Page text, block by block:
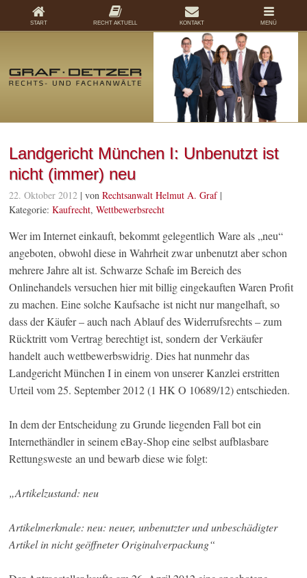
Landgericht München I: Unbenutzt ist
nicht (immer) neu
22. Oktober 2012 | vonRechtsanwalt Helmut A. Graf|
Kategorie:Kaufrecht,Wettbewerbsrecht
Wer im Internet einkauft, bekommt gelegentlich Ware als „neu“
angeboten, obwohl diese in Wahrheit zwar unbenutzt aber schon
mehrere Jahre alt ist. Schwarze Schafe im Bereich des
Onlinehandels versuchen hier mit billig eingekauften Waren Profit
zu machen. Eine solche Kaufsache ist nicht nur mangelhaft, so
dass der Käufer – auch nach Ablauf des Widerrufsrechts – zum
Rücktritt vom Vertrag berechtigt ist, sondern der Verkäufer
handelt auch wettbewerbswidrig. Dies hat nunmehr das
Landgericht München I in einem von unserer Kanzlei erstritten
Urteil vom 25. September 2012 (1 HK O 10689/12) entschieden.
In dem der Entscheidung zu Grunde liegenden Fall bot ein
Internethändler in seinem eBay-Shop eine selbst aufblasbare
Rettungsweste an und bewarb diese wie folgt:
„Artikelzustand: neu
Artikelmerkmale: neu: neuer, unbenutzter und unbeschädigter
Artikel in nicht geöffneter Originalverpackung“
START RECHT AKTUELL KONTAKT MENÜ